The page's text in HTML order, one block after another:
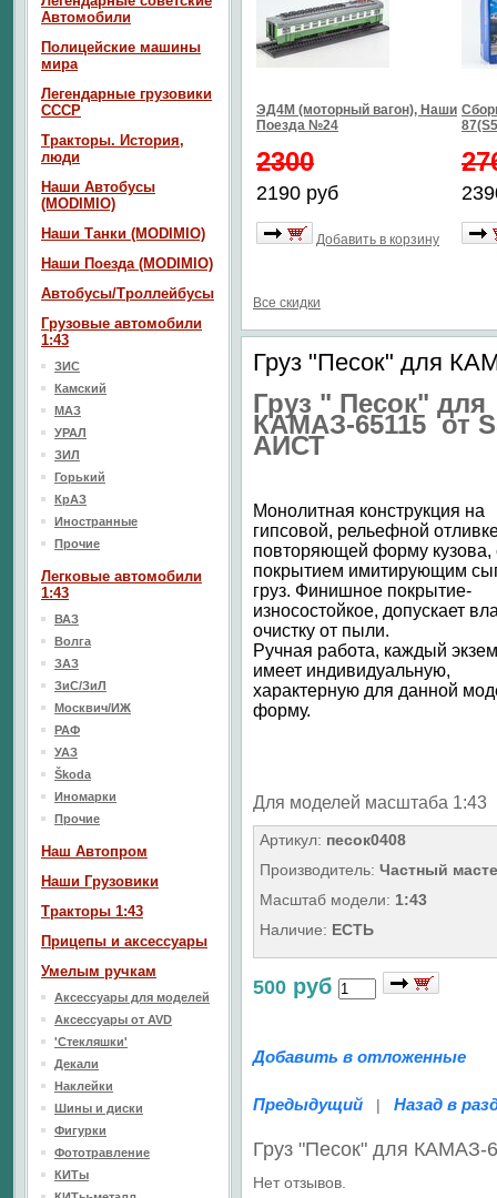
ЭД4М (моторный вагон), Наши
Поезда №24
2300
2190 руб
Добавить в корзину
Все скидки
Груз "Песок" для
Груз " Песок" для
КАМАЗ-65115 от
АИСТ
Монолитная конструкция на
гипсовой, рельефной
повторяющей форму кузова,
покрытием имитирующим
груз. Финишное покрытие-
износостойкое, допускает
очистку от пыли.
Ручная работа, каждый
имеет индивидуальную,
характерную для данной
форму.
Для моделей масштаба 1:43
Артикул: песок0408
Производитель: Частный
Масштаб модели: 1:43
Наличие: ЕСТЬ
500 руб
Добавить в отложенные
Предыдущий | Назад в
Груз "Песок" для
Нет отзывов.
Автомобили
Полицейские машины
мира
Легендарные грузовики
СССР
Тракторы. История,
люди
Наши Автобусы
(MODIMIO)
Наши Танки (MODIMIO)
Наши Поезда (MODIMIO)
Автобусы/Троллейбусы
Грузовые автомобили
1:43
ЗИС
Камский
МАЗ
УРАЛ
ЗИЛ
Горький
КрАЗ
Иностранные
Прочие
Легковые автомобили
1:43
ВАЗ
Волга
ЗАЗ
ЗиС/ЗиЛ
Москвич/ИЖ
РАФ
УАЗ
Škoda
Иномарки
Прочие
Наш Aвтопром
Наши Грузовики
Тракторы 1:43
Прицепы и аксессуары
Умелым ручкам
Аксессуары для моделей
Аксессуары от AVD
'Стекляшки'
Декали
Наклейки
Шины и диски
Фигурки
Фототравление
КИТы